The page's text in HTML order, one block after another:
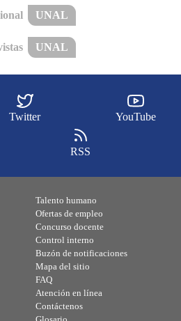
UNAL
UNAL
Twitter YouTube
RSS
Talento humano
Ofertas de empleo
Concurso docente
Control interno
Buzón de notificaciones
Mapa del sitio
FAQ
Atención en línea
Contáctenos